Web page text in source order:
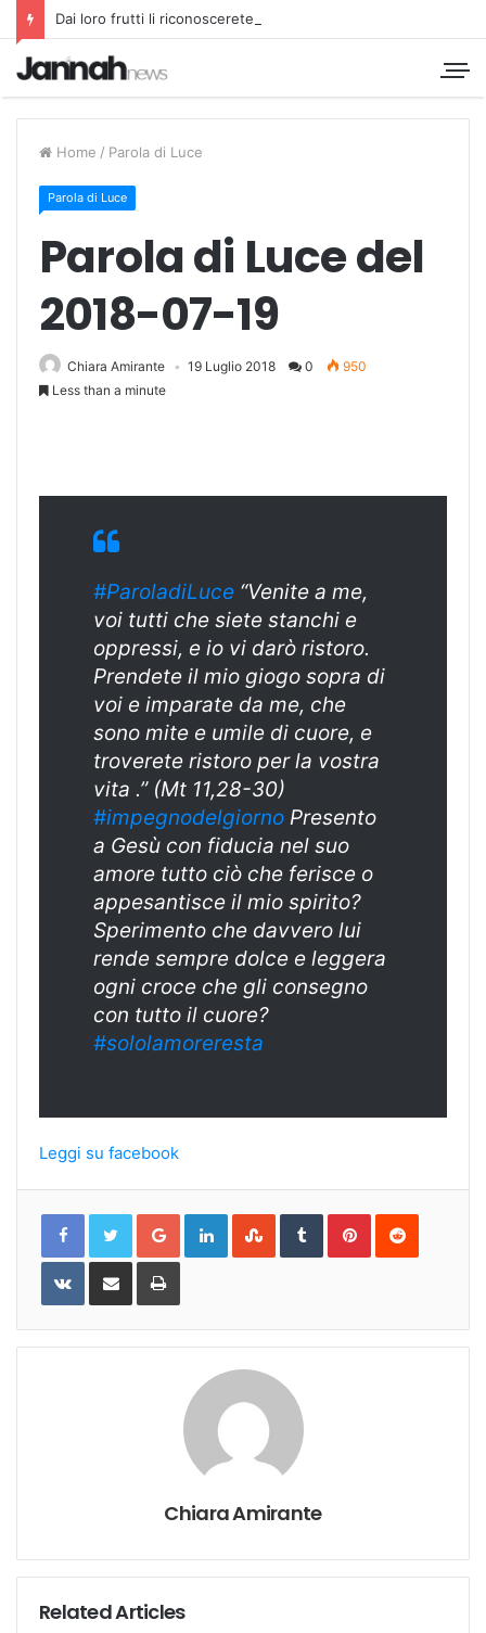
Dai loro frutti li riconoscerete
Home / Parola di Luce
Parola di Luce
Parola di Luce del
2018-07-19
Chiara Amirante 19 Luglio 2018 0
950
Less than a minute
#ParoladiLuce “Venite a me,
voi tutti che siete stanchi e
oppressi, e io vi darò ristoro.
Prendete il mio giogo sopra di
voi e imparate da me, che
sono mite e umile di cuore, e
troverete ristoro per la vostra
vita .” (Mt 11,28-30)
#impegnodelgiorno Presento
a Gesù con fiducia nel suo
amore tutto ciò che ferisce o
appesantisce il mio spirito?
Sperimento che davvero lui
rende sempre dolce e leggera
ogni croce che gli consegno
con tutto il cuore?
#sololamoreresta
Leggi su facebook
Google+LinkedInStumbleUpon
TumblrPinterestReddit
VKontakteShare
Email
Print
Chiara Amirante
Related Articles